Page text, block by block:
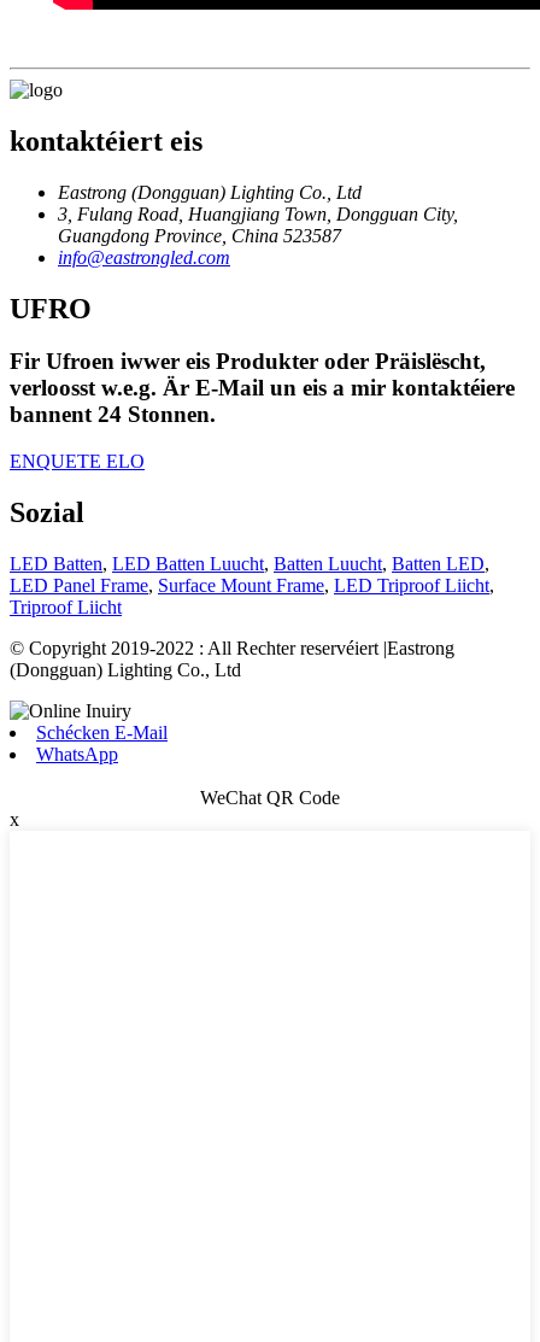
kontaktéiert eis
Eastrong (Dongguan) Lighting Co., Ltd
3, Fulang Road, Huangjiang Town, Dongguan City,
Guangdong Province, China 523587
info@eastrongled.com
UFRO
Fir Ufroen iwwer eis Produkter oder Präislëscht,
verloosst w.e.g. Är E-Mail un eis a mir kontaktéiere
bannent 24 Stonnen.
ENQUETE ELO
Sozial
LED Batten, LED Batten Luucht, Batten Luucht, Batten LED,
LED Panel Frame, Surface Mount Frame, LED Triproof Liicht,
Triproof Liicht
© Copyright 2019-2022 : All Rechter reservéiert |Eastrong
(Dongguan) Lighting Co., Ltd
Schécken E-Mail
WhatsApp
WeChat QR Code
x